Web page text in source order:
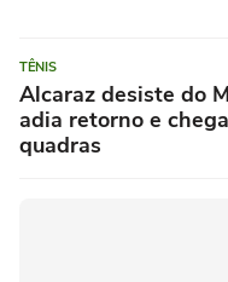
TÊNIS
Alcaraz desiste do
adia retorno e
quadras